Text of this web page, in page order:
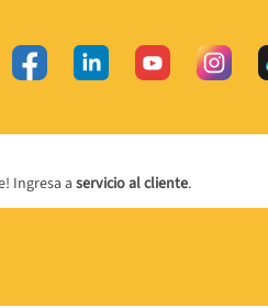
Ingresa a servicio al cliente.